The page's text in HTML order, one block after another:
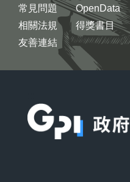
常見問題
相關法規
友善連結
OpenData
得獎書目